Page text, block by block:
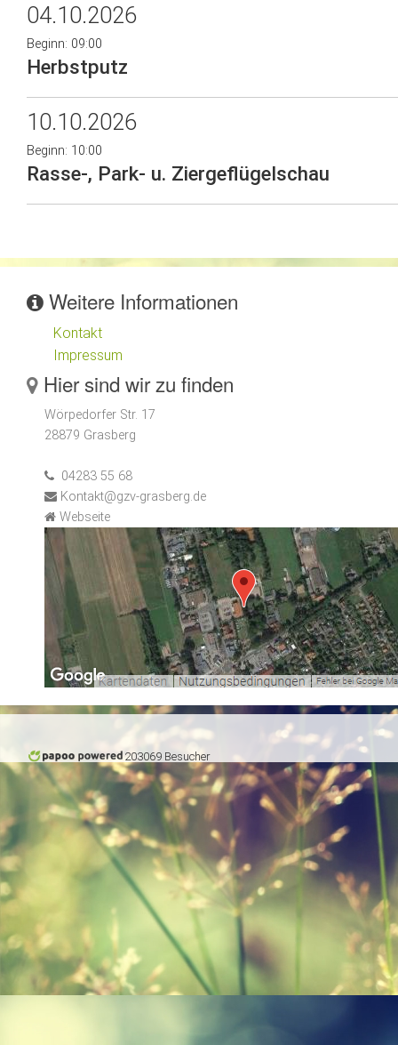
04.10.2026
Beginn: 09:00
Herbstputz
10.10.2026
Beginn: 10:00
Rasse-, Park- u. Ziergeflügelschau
Weitere Informationen
Kontakt
Impressum
Hier sind wir zu finden
Wörpedorfer Str. 17
28879 Grasberg
04283 55 68
Kontakt@gzv-grasberg.de
Webseite
203069 Besucher